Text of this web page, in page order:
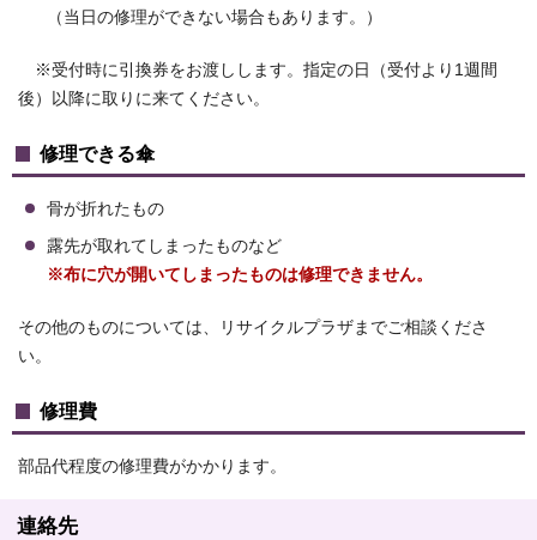
（当日の修理ができない場合もあります。）
※受付時に引換券をお渡しします。指定の日（受付より1週間
後）以降に取りに来てください。
修理できる傘
骨が折れたもの
露先が取れてしまったものなど
※布に穴が開いてしまったものは修理できません。
その他のものについては、リサイクルプラザまでご相談くださ
い。
修理費
部品代程度の修理費がかかります。
連絡先